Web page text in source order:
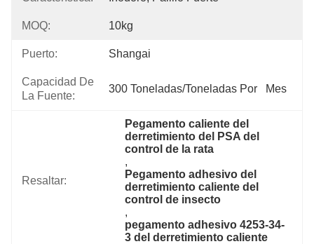
MOQ: 10kg
Puerto: Shangai
Capacidad De
La Fuente:
300 Toneladas/toneladas Por   Mes
Resaltar:
Pegamento caliente del
derretimiento del PSA del
control de la rata
,
Pegamento adhesivo del
derretimiento caliente del
control de insecto
,
pegamento adhesivo 4253-34-
3 del derretimiento caliente